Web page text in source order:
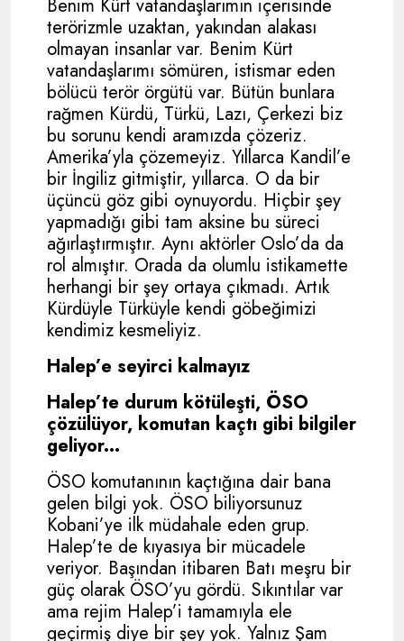
Benim Kürt vatandaşlarımın içerisinde
terörizmle uzaktan, yakından alakası
olmayan insanlar var. Benim Kürt
vatandaşlarımı sömüren, istismar eden
bölücü terör örgütü var. Bütün bunlara
rağmen Kürdü, Türkü, Lazı, Çerkezi biz
bu sorunu kendi aramızda çözeriz.
Amerika’yla çözemeyiz. Yıllarca Kandil’e
bir İngiliz gitmiştir, yıllarca. O da bir
üçüncü göz gibi oynuyordu. Hiçbir şey
yapmadığı gibi tam aksine bu süreci
ağırlaştırmıştır. Aynı aktörler Oslo’da da
rol almıştır. Orada da olumlu istikamette
herhangi bir şey ortaya çıkmadı. Artık
Kürdüyle Türküyle kendi göbeğimizi
kendimiz kesmeliyiz.
Halep’e seyirci kalmayız
Halep’te durum kötüleşti, ÖSO
çözülüyor, komutan kaçtı gibi bilgiler
geliyor...
ÖSO komutanının kaçtığına dair bana
gelen bilgi yok. ÖSO biliyorsunuz
Kobani’ye ilk müdahale eden grup.
Halep’te de kıyasıya bir mücadele
veriyor. Başından itibaren Batı meşru bir
güç olarak ÖSO’yu gördü. Sıkıntılar var
ama rejim Halep’i tamamıyla ele
geçirmiş diye bir şey yok. Yalnız Şam